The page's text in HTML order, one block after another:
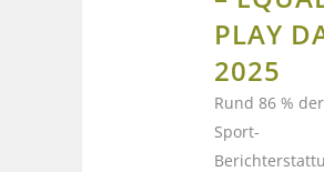
PLAY
2025
Rund 86 % der
Sport-